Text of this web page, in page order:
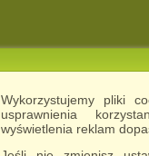
Wykorzystujemy pliki
usprawnienia
wyświetlenia reklam